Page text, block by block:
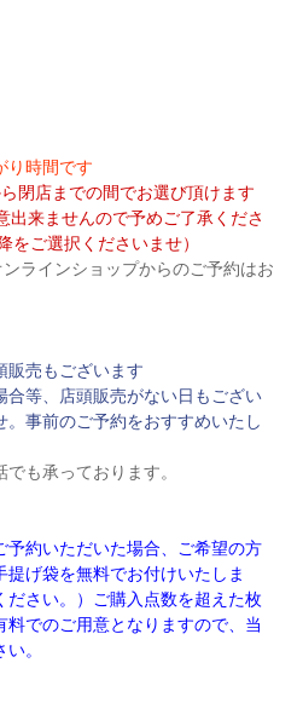
り時間です
閉店までの間でお選び頂けます
来ませんので予めご了承くださ
をご選択くださいませ）
ラインショップからのご予約はお
売もございます
等、店頭販売がない日もござい
。事前のご予約をおすすめいたし
も承っております。
約いただいた場合、ご希望の方
げ袋を無料でお付けいたしま
さい。）ご購入点数を超えた枚
でのご用意となりますので、当
。